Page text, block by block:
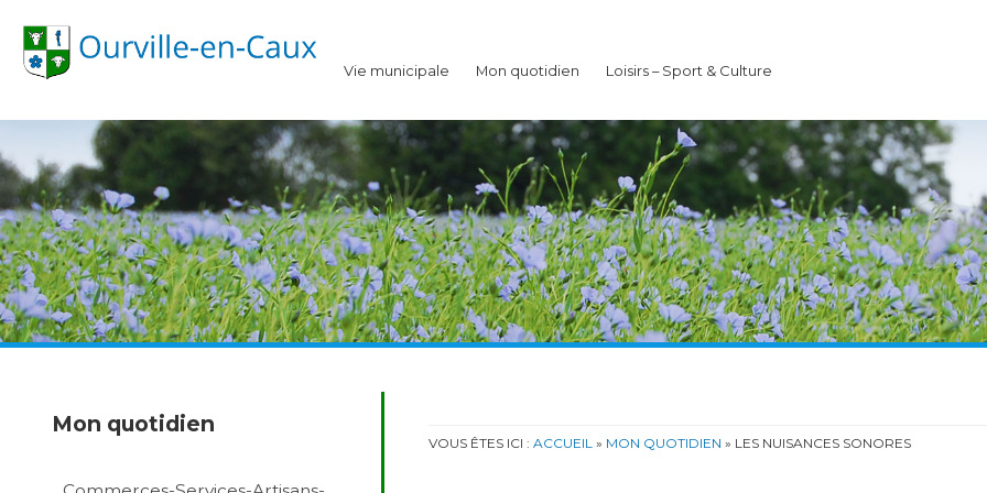
Vie municipale Mon quotidien Loisirs – Sport & Culture
Mon quotidien
VOUS ÊTES ICI :ACCUEIL » MON QUOTIDIEN » LES NUISANCES SONORES